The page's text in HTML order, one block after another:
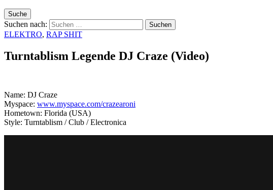
Suche
Suchen nach:
ELEKTRO, RAP SHIT
Turntablism Legende DJ Craze (Video)
Name: DJ Craze
Myspace: www.myspace.com/crazearoni
Hometown: Florida (USA)
Style: Turntablism / Club / Electronica